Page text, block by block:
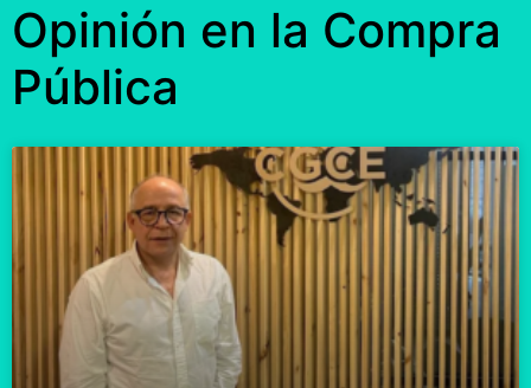
Opinión en la Compra
Pública